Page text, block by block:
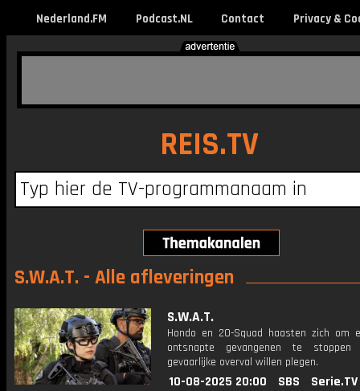
Nederland.FM Podcast.NL Contact Privacy &
REIS.TV
S.W.A.T. - Alle afleveringen
S.W.A.T.
Hondo en 20-Squad haasten zich om
ontsnapte gevangenen te
gevaarlijke overval willen plegen.
10-08-2025 20:00 SBS Serie.TV